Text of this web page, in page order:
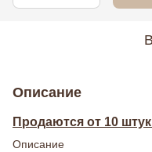
Описание
Продаются от 10
Описание